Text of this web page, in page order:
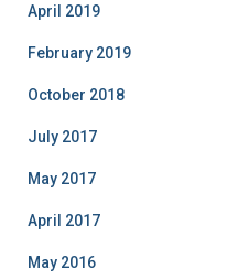
April 2019
February 2019
October 2018
July 2017
May 2017
April 2017
May 2016